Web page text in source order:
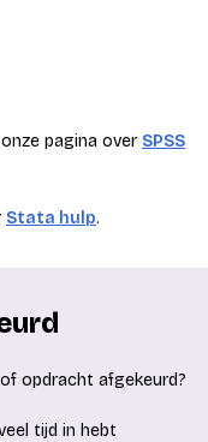
pagina over SPSS
Stata hulp.
opdracht afgekeurd?
tijd in hebt